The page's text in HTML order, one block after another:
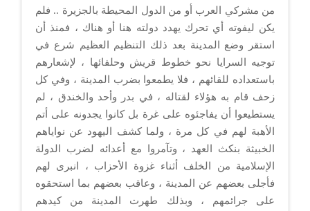
من مشركي العرب أو من الدول المحيطة بالجزيرة .. فلم
يكن ليفوته أي تحرك يهدد دولته هنا أو هناك ، فمنذ أن
استقر وضع المدينة بعد ذلك التنظيم العظيم شرع في
توجيه السرايا نحو خطوط قريش وحلفائها ، لإشعارهم
باستعداده للقائهم ، فلا يطمعوا بضرب المدينة ، وفي كل
زحف قام به هؤلاء لقتاله ، في بدر وأحد والخندق ، لم
يستطيعوا أن يفاجئوه على غرة بل كانوا يجدونه على أتم
الأهبة لهم في كل مرة ، ولما كشف اليهود عن نواياهم
الخبيثة بنكث العهد ، وتآمروا مع أعدائه لضرب الدولة
الإسلامية من الخلف أثناء غزوة الأحزاب ، انبرى لهم
فأجلى بعضهم عن المدينة ، وعاقب بعضهم بما استحقوه
على جرائمهم ، وبذلك طهرت المدينة من كيدهم